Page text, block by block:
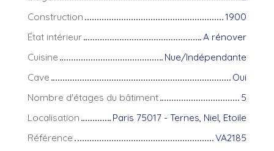
Construction
1900
État intérieur
A rénover
Cuisine
Nue/Indépendante
Cave
Oui
Nombre d'étages du bâtiment
5
Localisation
Paris 75017 - Ternes, Niel, Etoile
Référence
VA2185